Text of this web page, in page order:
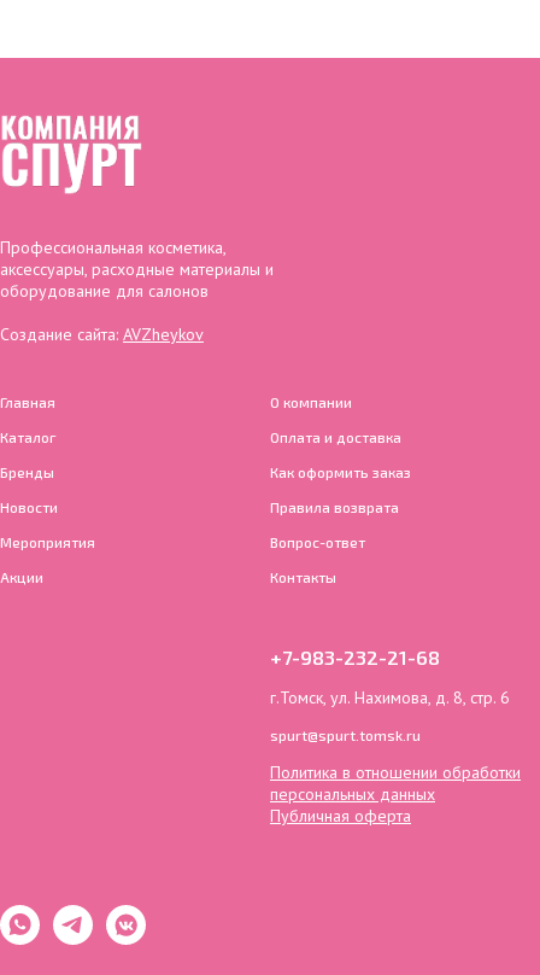
Профессиональная косметика,
аксессуары, расходные материалы и
оборудование для салонов
Создание сайта: AVZheykov
Главная
Каталог
Бренды
Новости
Мероприятия
Акции
О компании
Оплата и доставка
Как оформить заказ
Правила возврата
Вопрос-ответ
Контакты
+7-983-232-21-68
г.Томск, ул. Нахимова, д. 8, стр. 6
spurt@spurt.tomsk.ru
Политика в отношении обработки
персональных данных
Публичная оферта